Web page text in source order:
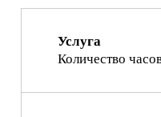
Услуга
Количество